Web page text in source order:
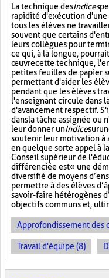
La technique desIndices
rapidité d'exécution d'une
tous les élèves ne
souvent que certains
leurs collègues pour
ce qui, à la longue,
œuvre cette technique,
petites feuilles de papier
permettant d'aider les
pendant que les élèves
l'enseignant circule dans
d'avancement respectif.
dans la tâche assignée ou
leur donner unIndicesur
soutenir leur motivation à
en quelque sorte appel à
Conseil supérieur de
différenciée est « une
diversifié de moyens
permettre à des élèves
savoir-faire hétérogènes
objectifs communs et,
Approfondissement des
Travail d'équipe (8)